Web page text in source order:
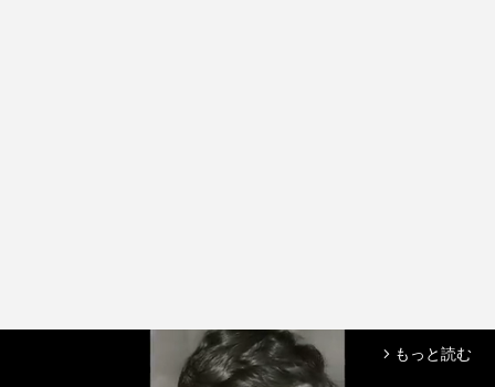
arrow_forward_ios もっと読む